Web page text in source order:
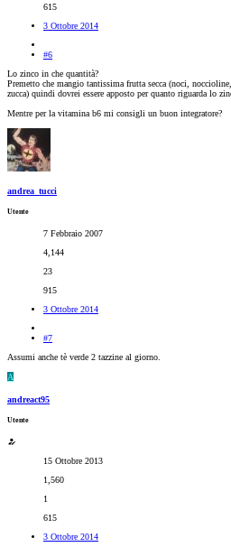
615
3 Ottobre 2014
#6
Lo zinco in che quantità?
Premetto che mangio tantissima frutta secca (noci,
zucca) quindi dovrei essere apposto per quanto riguarda lo
Mentre per la vitamina b6 mi consigli un buon integratore?
andrea_tucci
Utente
7 Febbraio 2007
4,144
23
915
3 Ottobre 2014
#7
Assumi anche tè verde 2 tazzine al giorno.
A
andreact95
Utente
15 Ottobre 2013
1,560
1
615
3 Ottobre 2014